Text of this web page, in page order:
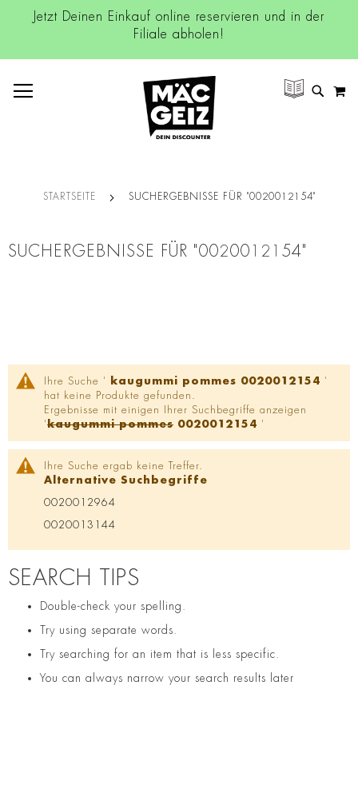
Jetzt Deinen Einkauf online reservieren und in der
Filiale abholen!
SUCHE
STARTSEITE SUCHERGEBNISSE FÜR "0020012154"
SUCHERGEBNISSE FÜR "0020012154"
Ihre Suche ' kaugummi pommes 0020012154 '
hat keine Produkte gefunden.
Ergebnisse mit einigen Ihrer Suchbegriffe anzeigen
'kaugummi pommes 0020012154 '
Ihre Suche ergab keine Treffer.
Alternative Suchbegriffe
0020012964
0020013144
SEARCH TIPS
Double-check your spelling.
Try using separate words.
Try searching for an item that is less specific.
You can always narrow your search results later